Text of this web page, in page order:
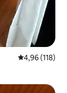
4,96 av 5 i
4,96 (118)